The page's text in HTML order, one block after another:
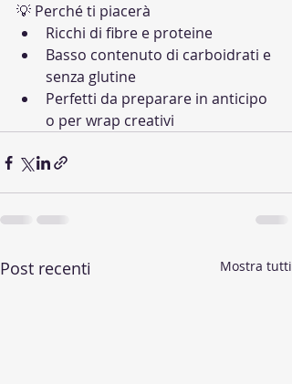
💡 Perché ti piacerà
Ricchi di fibre e proteine
Basso contenuto di carboidrati e
senza glutine
Perfetti da preparare in anticipo
o per wrap creativi
Post recenti Mostra tutti